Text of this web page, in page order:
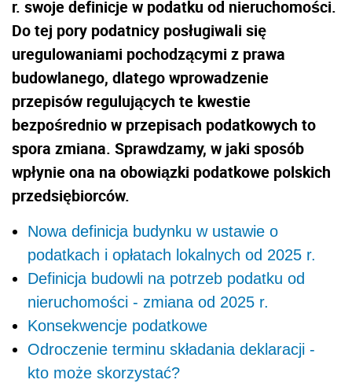
r. swoje definicje w podatku od nieruchomości.
Do tej pory podatnicy posługiwali się
uregulowaniami pochodzącymi z prawa
budowlanego, dlatego wprowadzenie
przepisów regulujących te kwestie
bezpośrednio w przepisach podatkowych to
spora zmiana. Sprawdzamy, w jaki sposób
wpłynie ona na obowiązki podatkowe polskich
przedsiębiorców.
Nowa definicja budynku w ustawie o
podatkach i opłatach lokalnych od 2025 r.
Definicja budowli na potrzeb podatku od
nieruchomości - zmiana od 2025 r.
Konsekwencje podatkowe
Odroczenie terminu składania deklaracji -
kto może skorzystać?